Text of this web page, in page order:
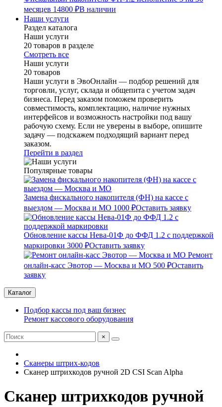
месяцев 14800 ₽В наличии
Наши услуги
Раздел каталога
Наши услуги
20 товаров в разделе
Смотреть все
Наши услуги
20 товаров
Наши услуги в ЭвоОнлайн — подбор решений для
торговли, услуг, склада и общепита с учетом задач
бизнеса. Перед заказом поможем проверить
совместимость, комплектацию, наличие нужных
интерфейсов и возможность настройки под вашу
рабочую схему. Если не уверены в выборе, опишите
задачу — подскажем подходящий вариант перед
заказом.
Перейти в раздел
Популярные товары
Замена фискального накопителя (ФН) на кассе с
выездом — Москва и МО 1000 ₽Оставить заявку
Обновление кассы Нева-01Ф до ФФД 1.2 с поддержкой
маркировки 3000 ₽Оставить заявку
Ремонт
онлайн-касс Эвотор — Москва и МО 500 ₽Оставить
заявку
Каталог
Подбор кассы под ваш бизнес
Ремонт кассового оборудования
×
Сканеры штрих-кодов
Cканер штрихкодов ручной 2D CSI Scan Alpha
Cканер штрихкодов ручной